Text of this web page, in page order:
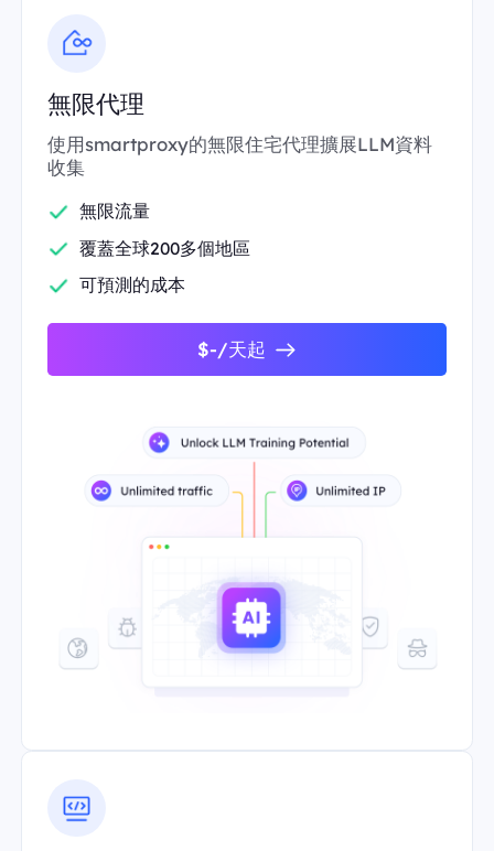
無限代理
使用smartproxy的無限住宅代理擴展LLM資料
收集
無限流量
覆蓋全球200多個地區
可預測的成本
$-/天起